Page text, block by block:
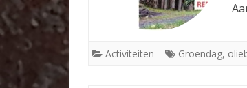
Activiteiten Groendag,